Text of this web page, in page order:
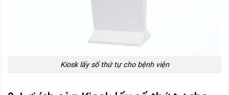
Kiosk lấy số thứ tự cho bệnh viện